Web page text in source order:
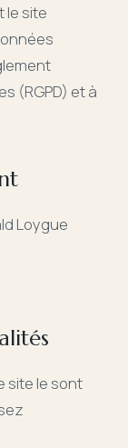
le site
(RGPD) et à
Loygue
site le sont